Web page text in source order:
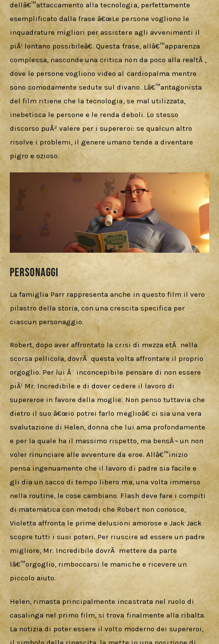
dellâ€™attaccamento alla tecnologia, perfettamente
esemplificato dalla frase â€œLe persone vogliono le
inquadrature migliori per assistere agli avvenimenti il
piÃ¹ lontano possibileâ€. Questa frase, allâ€™apparenza
complessa, nasconde una critica non da poco alla realtÃ ,
dove le persone vogliono video al cardiopalma mentre
sono comodamente sedute sul divano. Lâ€™antagonista
del film ritiene che la tecnologia, se mal utilizzata,
inebetisca le persone e le renda deboli. Lo stesso
discorso puÃ² valere per i supereroi: se qualcun altro
risolve i problemi, il genere umano tende a diventare
pigro e ozioso.
Personaggi
La famiglia Parr rappresenta anche in questo film il vero
pilastro della storia, con una crescita specifica per
ciascun personaggio.
Robert, dopo aver affrontato la crisi di mezza etÃ  nella
scorsa pellicola, dovrÃ  questa volta affrontare il proprio
orgoglio. Per lui Ã¨ inconcepibile pensare di non essere
piÃ¹ Mr. Incredibile e di dover cedere il lavoro di
supereroe in favore della moglie. Non penso tuttavia che
dietro il suo â€œio potrei farlo meglioâ€ ci sia una vera
svalutazione di Helen, donna che lui ama profondamente
e per la quale ha il massimo rispetto, ma bensÃ¬ un non
voler rinunciare alle avventure da eroe. Allâ€™inizio
pensa ingenuamente che il lavoro di padre sia facile e
gli dia un sacco di tempo libero ma, una volta immerso
nella routine, le cose cambiano. Flash deve fare i compiti
di matematica con metodi che Robert non conosce,
Violetta affronta le prime delusioni amorose e Jack Jack
scopre tutti i suoi poteri. Per riuscire ad essere un padre
migliore, Mr. Incredibile dovrÃ  mettere da parte
lâ€™orgoglio, rimboccarsi le maniche e ricevere un
piccolo aiuto.
Helen, rimasta principalmente incastrata nel ruolo di
casalinga nel primo film, si trova finalmente alla ribalta.
La notizia di poter essere il volto moderno dei supereroi,